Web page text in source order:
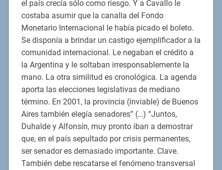
el país crecía sólo como riesgo. Y a Cavallo le
costaba asumir que la canalla del Fondo
Monetario Internacional le había picado el boleto.
Se disponía a brindar un castigo ejemplificador a la
comunidad internacional. Le negaban el crédito a
la Argentina y le soltaban irresponsablemente la
mano. La otra similitud es cronológica. La agenda
aporta las elecciones legislativas de mediano
término. En 2001, la provincia (inviable) de Buenos
Aires también elegía senadores” (…) “Juntos,
Duhalde y Alfonsín, muy pronto iban a demostrar
que, en el país sepultado por crisis permanentes,
ser senador es demasiado importante. Clave.
También debe rescatarse el fenómeno transversal